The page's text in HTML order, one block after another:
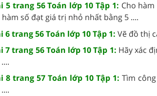
5 trang 56 Toán lớp 10 Tập 1: Cho
hàm số đạt giá trị nhỏ nhất bằng 5 ....
6 trang 56 Toán lớp 10 Tập 1: Vẽ đồ thị
7 trang 56 Toán lớp 10 Tập 1: Hãy xác
8 trang 57 Toán lớp 10 Tập 1: Tìm